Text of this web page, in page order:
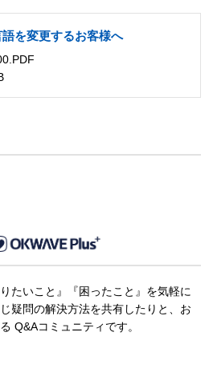
を変更するお客様へ
たいこと』『困ったこと』を気軽に
疑問の解決方法を共有したりと、お
Q&Aコミュニティです。